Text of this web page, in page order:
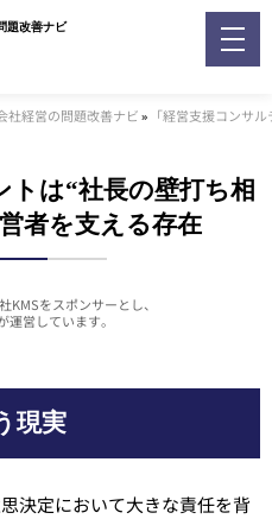
題改善ナビ
社経営の問題改善ナビ» 「経営支援コンサ
は“社長の壁打ち相
者を支える存在
KMSをスポンサーとし、
営しています。
現実
決定において大きな責任を背